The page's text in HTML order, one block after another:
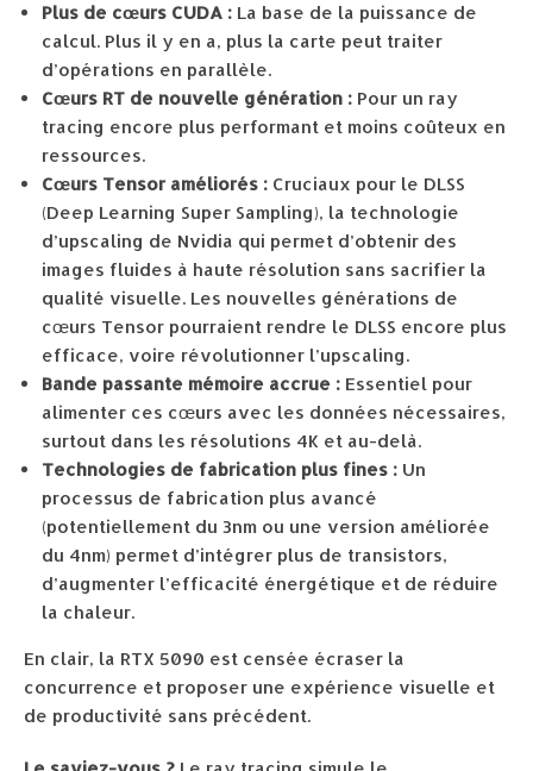
Plus de cœurs CUDA : La base de la puissance de
calcul. Plus il y en a, plus la carte peut traiter
d’opérations en parallèle.
Cœurs RT de nouvelle génération : Pour un ray
tracing encore plus performant et moins coûteux en
ressources.
Cœurs Tensor améliorés : Cruciaux pour le DLSS
(Deep Learning Super Sampling), la technologie
d’upscaling de Nvidia qui permet d’obtenir des
images fluides à haute résolution sans sacrifier la
qualité visuelle. Les nouvelles générations de
cœurs Tensor pourraient rendre le DLSS encore plus
efficace, voire révolutionner l’upscaling.
Bande passante mémoire accrue : Essentiel pour
alimenter ces cœurs avec les données nécessaires,
surtout dans les résolutions 4K et au-delà.
Technologies de fabrication plus fines : Un
processus de fabrication plus avancé
(potentiellement du 3nm ou une version améliorée
du 4nm) permet d’intégrer plus de transistors,
d’augmenter l’efficacité énergétique et de réduire
la chaleur.
En clair, la RTX 5090 est censée écraser la
concurrence et proposer une expérience visuelle et
de productivité sans précédent.